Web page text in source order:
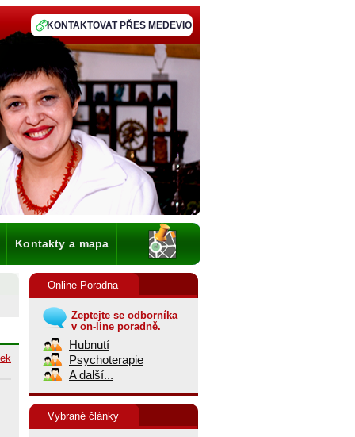
KONTAKTOVAT PŘES MEDEVIO
Kontakty a mapa
Online Poradna
Zeptejte se odborníka
v on-line poradně.
Hubnutí
Psychoterapie
A další...
Vybrané články